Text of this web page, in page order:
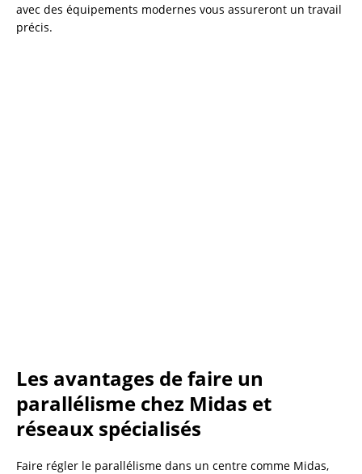
avec des équipements modernes vous assureront un travail
précis.
Les avantages de faire un
parallélisme chez Midas et
réseaux spécialisés
Faire régler le parallélisme dans un centre comme Midas,